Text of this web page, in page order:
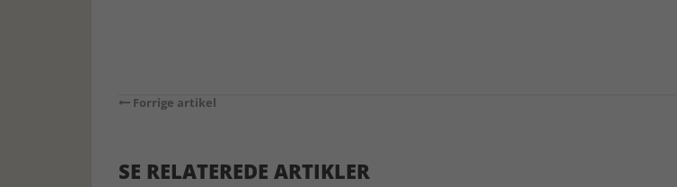
Forrige artikel
SE RELATEREDE ARTIKLER